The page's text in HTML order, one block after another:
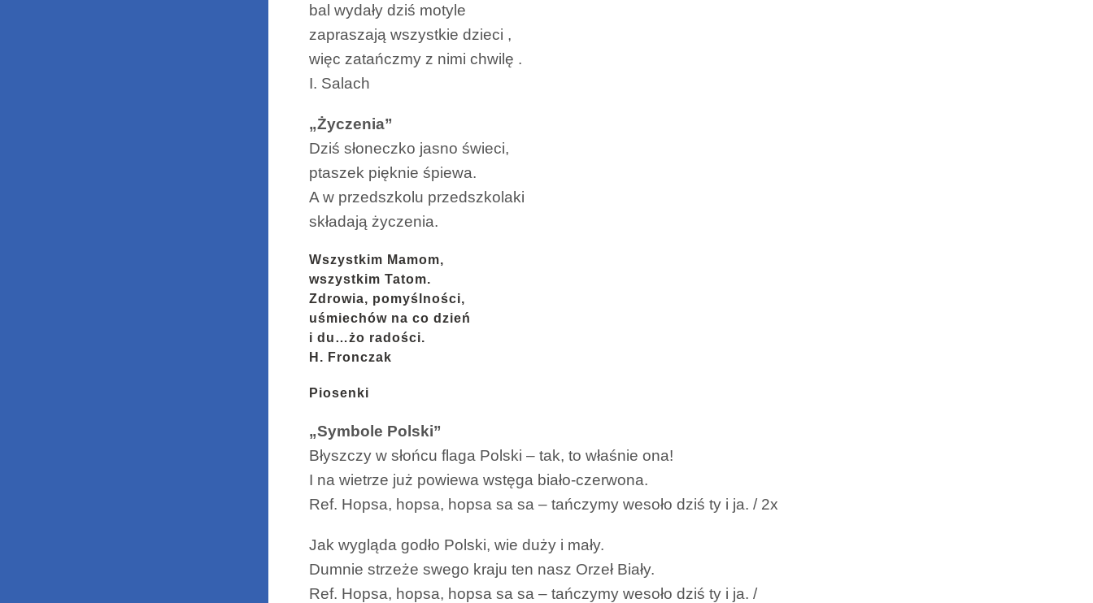
bal wydały dziś motyle
zapraszają wszystkie dzieci ,
więc zatańczmy z nimi chwilę .
I. Salach
„Życzenia”
Dziś słoneczko jasno świeci,
ptaszek pięknie śpiewa.
A w przedszkolu przedszkolaki
składają życzenia.
Wszystkim Mamom,
wszystkim Tatom.
Zdrowia, pomyślności,
uśmiechów na co dzień
i du…żo radości.
H. Fronczak
Piosenki
„Symbole Polski”
Błyszczy w słońcu flaga Polski – tak, to właśnie ona!
I na wietrze już powiewa wstęga biało-czerwona.
Ref. Hopsa, hopsa, hopsa sa sa – tańczymy wesoło dziś ty i ja. / 2x
Jak wygląda godło Polski, wie duży i mały.
Dumnie strzeże swego kraju ten nasz Orzeł Biały.
Ref. Hopsa, hopsa, hopsa sa sa – tańczymy wesoło dziś ty i ja. /